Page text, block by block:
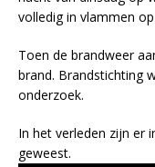
volledig in vlammen
Toen de brandweer
brand. Brandstichting
onderzoek.
In het verleden zijn er
geweest.